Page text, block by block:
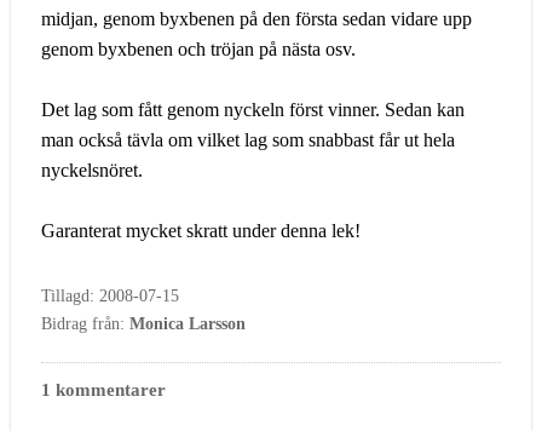
midjan, genom byxbenen på den första sedan vidare upp
genom byxbenen och tröjan på nästa osv.
Det lag som fått genom nyckeln först vinner. Sedan kan
man också tävla om vilket lag som snabbast får ut hela
nyckelsnöret.
Garanterat mycket skratt under denna lek!
Tillagd: 2008-07-15
Bidrag från: Monica Larsson
1 kommentarer